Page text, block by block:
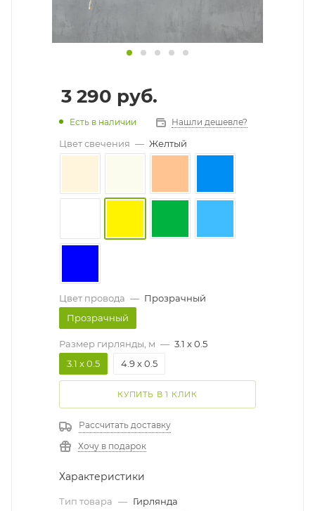
3 290 руб.
Есть в наличии Нашли дешевле?
Цвет свечения — Желтый
Цвет провода — Прозрачный
Прозрачный
Размер гирлянды, м — 3.1 x 0.5
3.1 x 0.5
4.9 x 0.5
КУПИТЬ В 1 КЛИК
Рассчитать доставку
Хочу в подарок
Характеристики
Тип товара — Гирлянда